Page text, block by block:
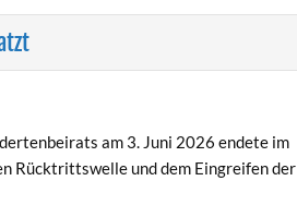
am 3. Juni 2026 endete im
Rücktrittswelle und dem Eingreifen der